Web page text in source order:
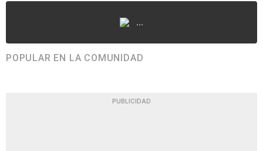
...
POPULAR EN LA COMUNIDAD
PUBLICIDAD